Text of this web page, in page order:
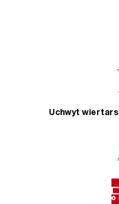
Uchwyt